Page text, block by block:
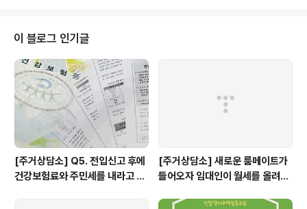
이 블로그 인기글
[주거상담소] Q5. 전입신고 후에
건강보험료와 주민세를 내라고 고
[주거상담소] 새로운 룸메이트가
들어오자 임대인이 월세를 올려달